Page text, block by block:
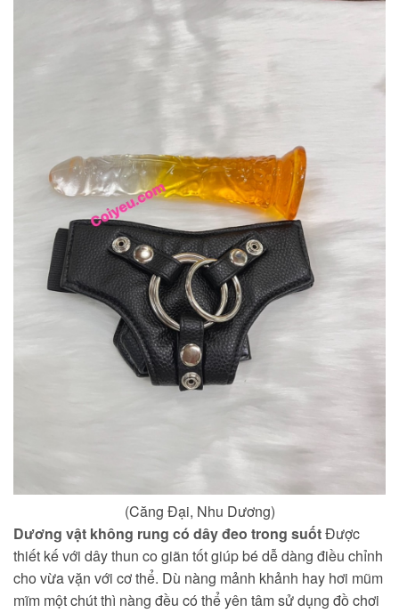
(Căng Đại, Nhu Dương)
Dương vật không rung có dây đeo trong suốtĐược
thiết kế với dây thun co giãn tốt giúp bé dễ dàng điều chỉnh
cho vừa vặn với cơ thể. Dù nàng mảnh khảnh hay hơi mũm
mĩm một chút thì nàng đều có thể yên tâm sử dụng đồ chơi